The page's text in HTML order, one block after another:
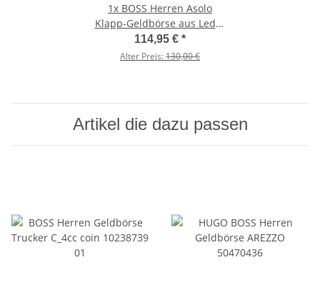
1x BOSS Herren Asolo
Klapp-Geldbörse aus Leder
mit Münzfach Logo-Prägung
Schwarz
114,95 € *
Alter Preis:130,00 €
Artikel die dazu passen